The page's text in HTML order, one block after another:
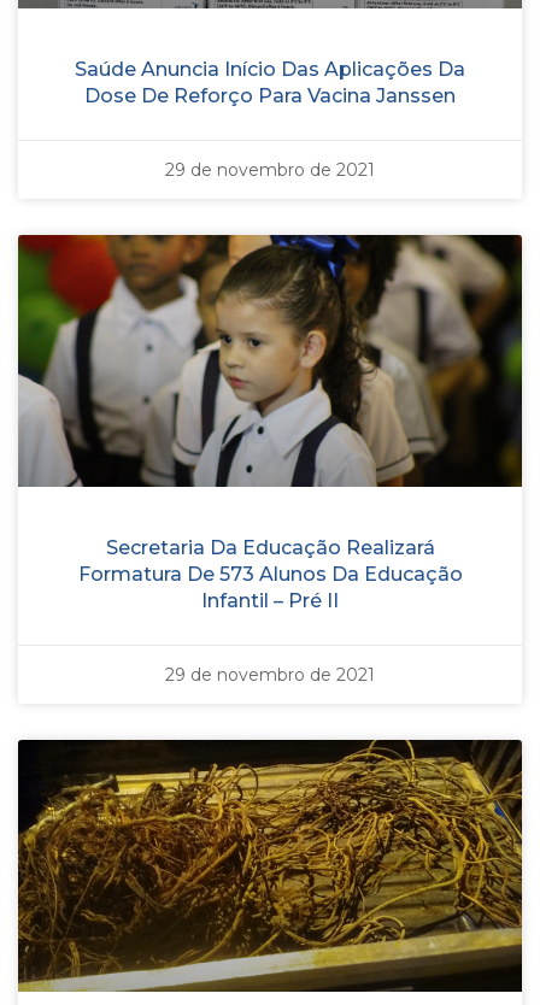
Saúde Anuncia Início Das Aplicações Da
Dose De Reforço Para Vacina Janssen
29 de novembro de 2021
Secretaria Da Educação Realizará
Formatura De 573 Alunos Da Educação
Infantil – Pré II
29 de novembro de 2021